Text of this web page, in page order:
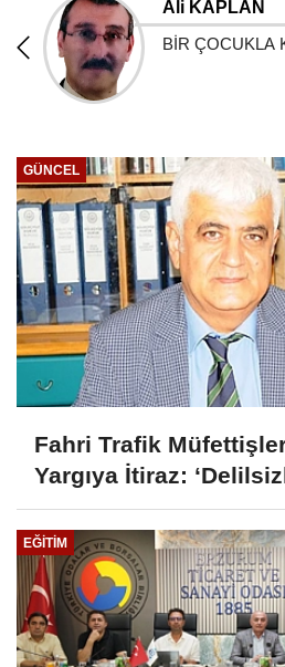
Selami OĞUZ
İslam ve kadın-
GÜNCEL
Fahri Trafik
Yargıya İtiraz:
Gerekçesiyle Ceza
Hukuksuzdur’
EĞITIM